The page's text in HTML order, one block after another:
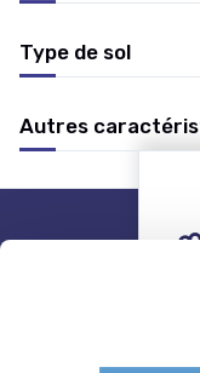
Type de sol
Autres